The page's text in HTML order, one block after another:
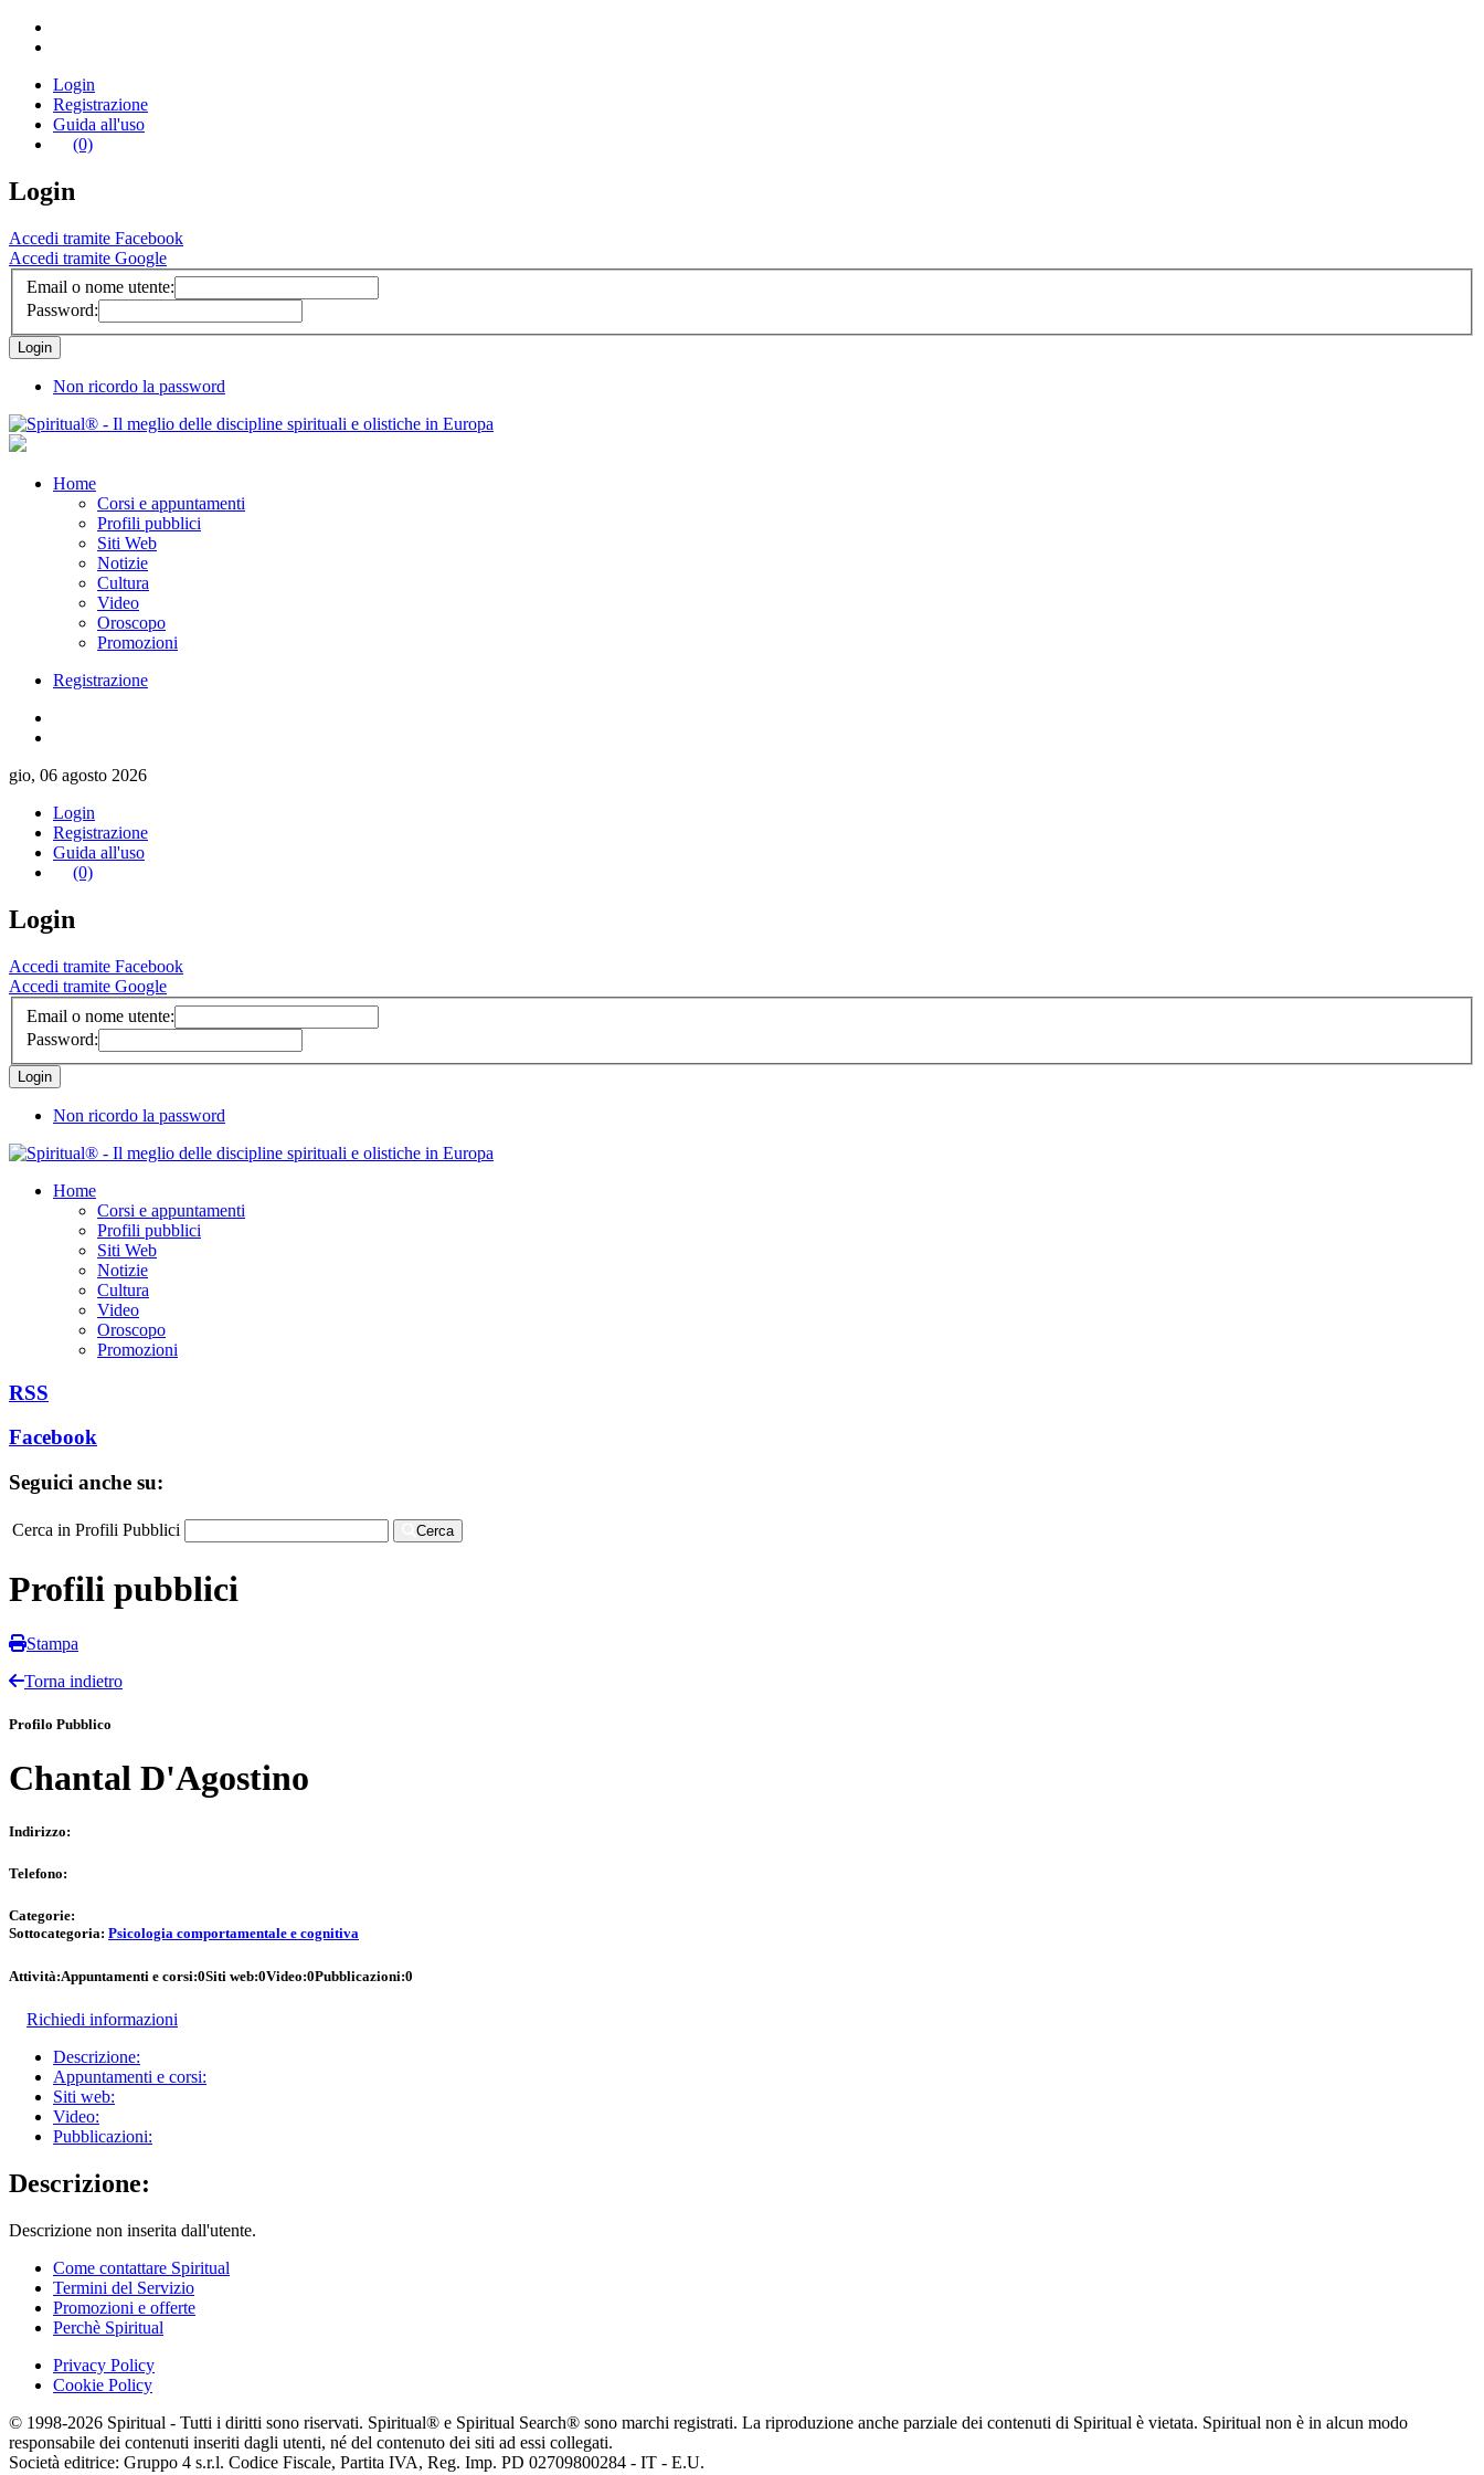
Login
Registrazione
Guida all'uso
(0)
Login
Accedi tramite Facebook
Accedi tramite Google
Email o nome utente:
Password:
Non ricordo la password
Home
Corsi e appuntamenti
Profili pubblici
Siti Web
Notizie
Cultura
Video
Oroscopo
Promozioni
Registrazione
gio, 06 agosto 2026
Login
Registrazione
Guida all'uso
(0)
Login
Accedi tramite Facebook
Accedi tramite Google
Email o nome utente:
Password:
Non ricordo la password
Home
Corsi e appuntamenti
Profili pubblici
Siti Web
Notizie
Cultura
Video
Oroscopo
Promozioni
RSS
Facebook
Seguici anche su:
Cerca in Profili Pubblici Cerca
Profili pubblici
Stampa
Torna indietro
Profilo Pubblico
Chantal D'Agostino
Indirizzo:
Telefono:
Categorie:
Sottocategoria: Psicologia comportamentale e cognitiva
Attività:Appuntamenti e corsi:0Siti web:0Video:0Pubblicazioni:0
Richiedi informazioni
Descrizione:
Appuntamenti e corsi:
Siti web:
Video:
Pubblicazioni:
Descrizione:
Descrizione non inserita dall'utente.
Come contattare Spiritual
Termini del Servizio
Promozioni e offerte
Perchè Spiritual
Privacy Policy
Cookie Policy
© 1998-2026 Spiritual - Tutti i diritti sono riservati. Spiritual® e Spiritual Search® sono marchi registrati. La riproduzione anche parziale dei contenuti di Spiritual è vietata. Spiritual non è in alcun modo
responsabile dei contenuti inseriti dagli utenti, né del contenuto dei siti ad essi collegati.
Società editrice: Gruppo 4 s.r.l. Codice Fiscale, Partita IVA, Reg. Imp. PD 02709800284 - IT - E.U.